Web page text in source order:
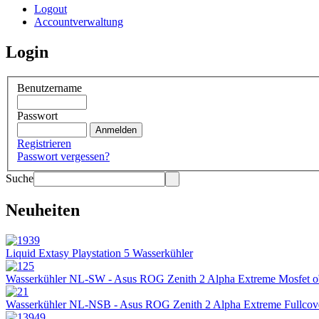
Logout
Accountverwaltung
Login
Benutzername
Passwort
Registrieren
Passwort vergessen?
Suche
Neuheiten
Liquid Extasy Playstation 5 Wasserkühler
Wasserkühler NL-SW - Asus ROG Zenith 2 Alpha Extreme Mosfet
Wasserkühler NL-NSB - Asus ROG Zenith 2 Alpha Extreme